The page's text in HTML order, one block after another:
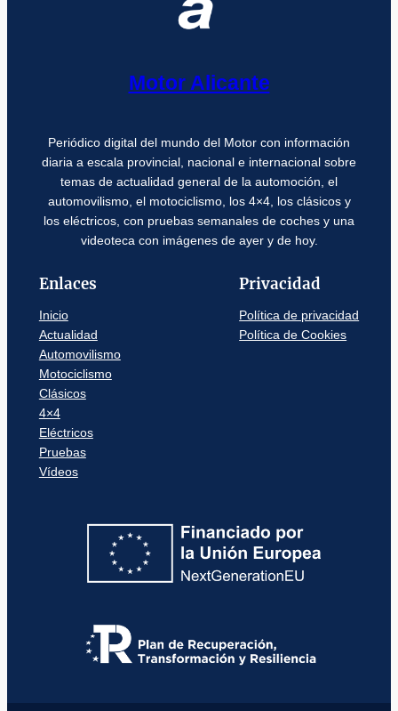
Motor Alicante
Periódico digital del mundo del Motor con información
diaria a escala provincial, nacional e internacional sobre
temas de actualidad general de la automoción, el
automovilismo, el motociclismo, los 4×4, los clásicos y
los eléctricos, con pruebas semanales de coches y una
videoteca con imágenes de ayer y de hoy.
Enlaces
Inicio
Actualidad
Automovilismo
Motociclismo
Clásicos
4×4
Eléctricos
Pruebas
Vídeos
Privacidad
Política de privacidad
Política de Cookies